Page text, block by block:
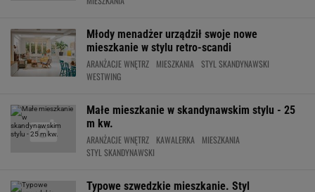
Młody menadżer urządził swoje nowe
mieszkanie w stylu retro-scandi
ARANŻACJE WNĘTRZ MIESZKANIA STYL SKANDYNAWSKI
WESTWING
Małe mieszkanie w skandynawskim stylu - 25
m kw.
ARANŻACJE WNĘTRZ KAWALERKA
MIESZKANIA
STYL SKANDYNAWSKI
Typowe szwedzkie mieszkanie. Styl